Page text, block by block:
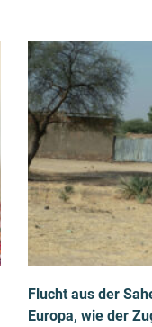
Flucht aus der
Europa, wie der